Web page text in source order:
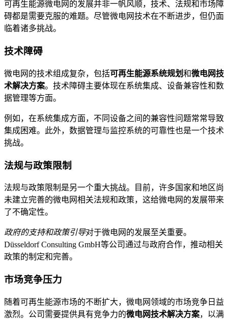
可再生能源微电网的发展并非一帆风顺，技术、法规和市场障
碍都是需要克服的难题。尽管微电网技术在不断进步，但仍面
临着诸多挑战。
技术障碍
微电网的技术组成复杂，包括可再生能源系统规划和微电网技
术解决方案。技术障碍主要体现在系统集成、设备兼容性和数
据管理等方面。
例如，在系统集成方面，不同设备之间的兼容性问题常常导致
集成困难。此外，数据管理与监控系统的可靠性也是一个技术
挑战。
法规与政策限制
法规与政策限制是另一个重大挑战。目前，许多国家和地区尚
未建立完善的微电网相关法规和政策，这给微电网的发展带来
了不确定性。
政府的支持和政策引导对于微电网的发展至关重要。
Düsseldorf Consulting GmbH等公司通过与政府合作，推动相关
政策的制定和完善。
市场竞争压力
随着可再生能源市场的不断扩大，微电网领域的市场竞争日益
激烈。公司需要提供具有竞争力的微电网技术解决方案，以满